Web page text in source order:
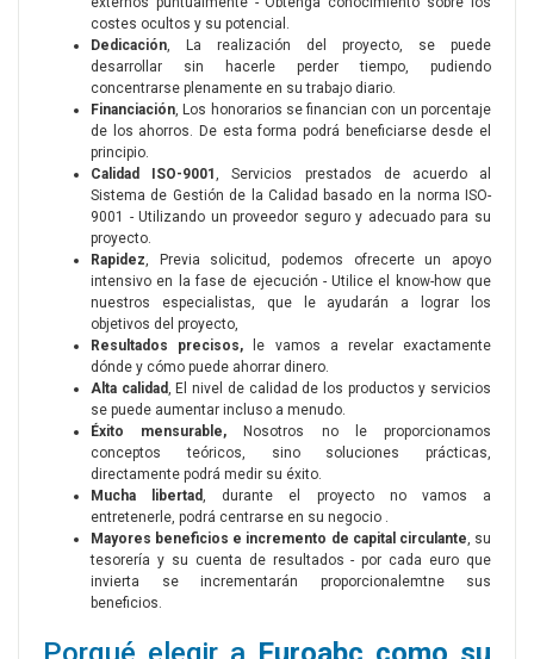
costes ocultos y su potencial.
Dedicación, La realización del proyecto, se puede
desarrollar sin hacerle perder tiempo, pudiendo
concentrarse plenamente en su trabajo diario.
Financiación, Los honorarios se financian con un porcentaje
de los ahorros. De esta forma podrá beneficiarse desde el
principio.
Calidad ISO-9001, Servicios prestados de acuerdo al
Sistema de Gestión de la Calidad basado en la norma ISO-
9001 - Utilizando un proveedor seguro y adecuado para su
proyecto.
Rapidez, Previa solicitud, podemos ofrecerte un apoyo
intensivo en la fase de ejecución - Utilice el know-how que
nuestros especialistas, que le ayudarán a lograr los
objetivos del proyecto,
Resultados precisos,
le vamos a revelar exactamente
dónde y cómo puede ahorrar dinero.
Alta calidad, El nivel de calidad de los productos y servicios
se puede aumentar incluso a menudo.
Éxito mensurable,
Nosotros no le proporcionamos
conceptos teóricos, sino soluciones prácticas,
directamente podrá medir su éxito.
Mucha libertad, durante el proyecto no vamos a
entretenerle, podrá centrarse en su negocio .
Mayores beneficios e incremento de capital circulante, su
tesorería y su cuenta de resultados - por cada euro que
invierta se incrementarán proporcionalemtne sus
beneficios.